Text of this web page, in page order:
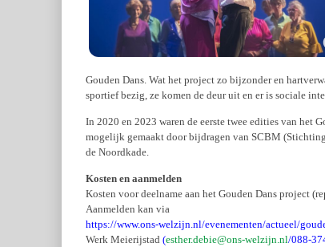
Gouden Dans. Wat het project zo bijzonder en
sportief bezig, ze komen de deur uit en er is sociale
In 2020 en 2023 waren de eerste twee edities van het
mogelijk gemaakt door bijdragen van SCBM
de Noordkade.
Kosten en aanmelden
Kosten voor deelname aan het Gouden Dans project
Aanmelden kan via
https://www.ons-welzijn.nl/evenementen/actueel/
Werk Meierijstad (esther.debie@ons-welzijn.nl/088-